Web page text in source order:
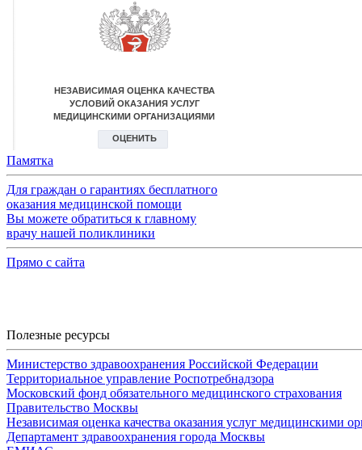
Памятка
Для граждан о гарантиях бесплатного
оказания медицинской помощи
Вы можете обратиться к главному
врачу нашей поликлиники
Прямо с сайта
Полезные ресурсы
Министерство здравоохранения Российской Федерации
Территориальное управление Роспотребнадзора
Московский фонд обязательного медицинского страхования
Правительство Москвы
Независимая оценка качества оказания услуг медицинскими
Департамент здравоохранения города Москвы